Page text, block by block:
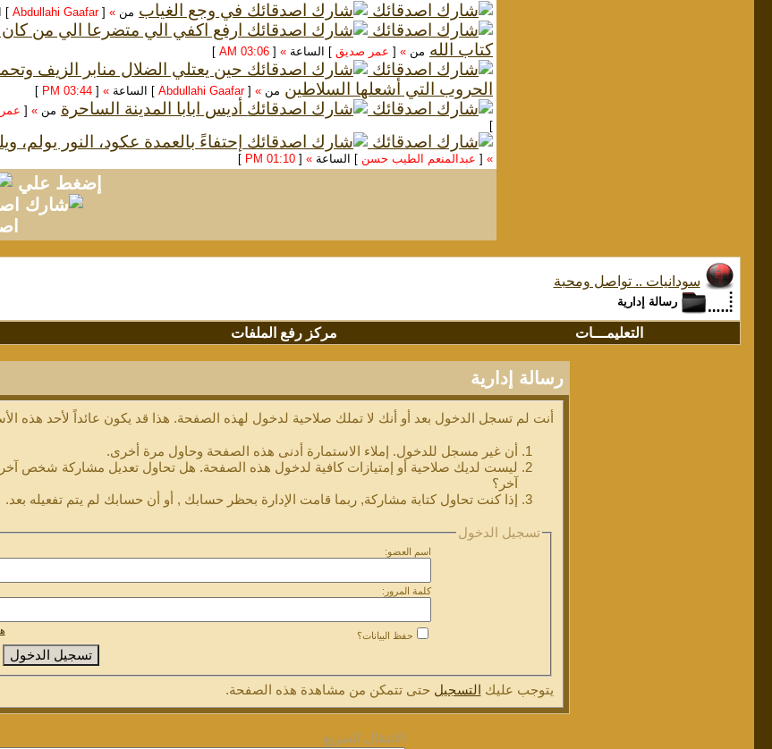
في وجع الغياب من »
[
Abdullahi Gaafar
]
ارفع اكفي الي متضرعا الي من
كتاب الله من »
[عمر صديق ] الساعة »
[
03:06 AM
]
حين يعتلي الضلال منابر الزيف
الحروب التي أشعلها السلاطين من »
[
Abdullahi Gaafar ] الساعة »
[
03:44 PM
]
أديس ابابا المدينة الساحرة من »
[
]
إحتفاءً بالعمدة عكود، النور يولم،
»
[عبدالمنعم الطيب حسن ] الساعة »
[
01:10 PM
]
إضغط علي
سودانيات .. تواصل ومحبة
رسالة إدارية
التعليمـــات مركز رفع الملفات
رسالة إدارية
أنت لم تسجل الدخول بعد أو أنك لا تملك صلاحية لدخول لهذه الصفحة. هذا قد يكون عائداً لأحد هذه
أن غير مسجل للدخول. إملاء الاستمارة أدنى هذه الصفحة وحاول مرة أخرى.
ليست لديك صلاحية أو إمتيازات كافية لدخول هذه الصفحة. هل تحاول تعديل مشاركة شخص آخر,
آخر؟
إذا كنت تحاول كتابة مشاركة, ربما قامت الإدارة بحظر حسابك , أو أن حسابك لم يتم تفعيله بعد.
تسجيل الدخول
اسم العضو:
كلمة المرور:
حفظ البيانات؟
يتوجب عليك التسجيل حتى تتمكن من مشاهدة هذه الصفحة.
الانتقال السريع